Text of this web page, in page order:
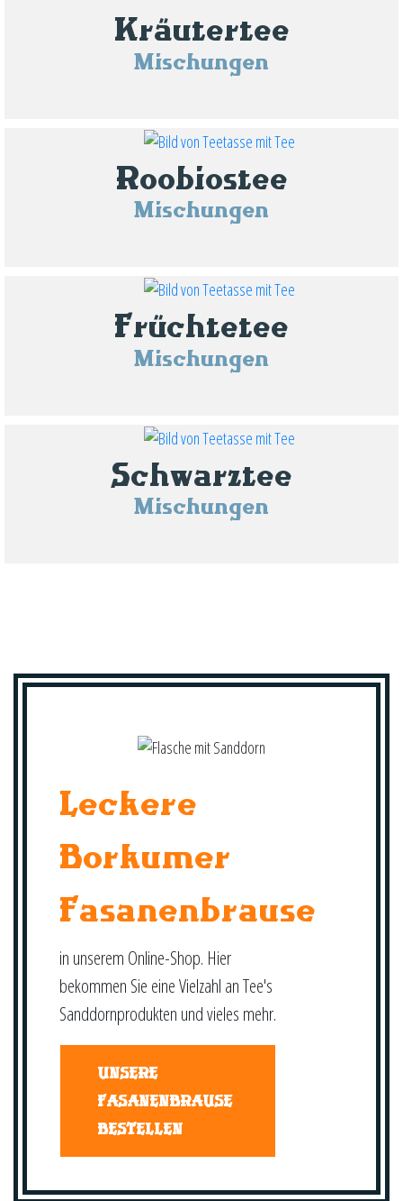
Kräutertee
Mischungen
Roobiostee
Mischungen
Früchtetee
Mischungen
Schwarztee
Mischungen
Leckere
Borkumer
Fasanenbrause
in unserem Online-Shop. Hier
bekommen Sie eine Vielzahl an Tee's
Sanddornprodukten und vieles mehr.
UNSERE
FASANENBRAUSE
BESTELLEN